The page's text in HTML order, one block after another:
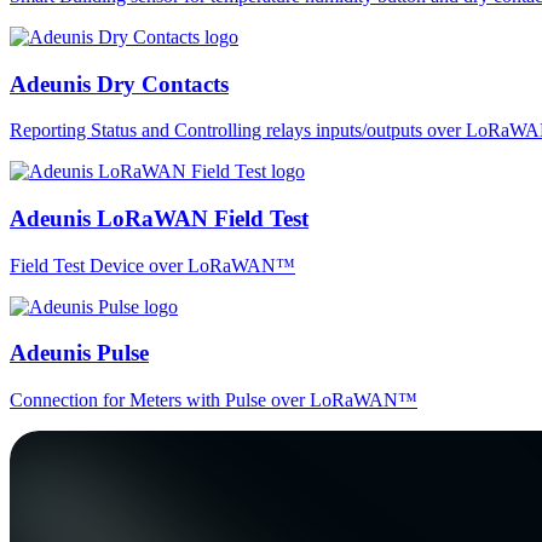
Adeunis Dry Contacts
Reporting Status and Controlling relays inputs/outputs over
Adeunis LoRaWAN Field Test
Field Test Device over LoRaWAN™
Adeunis Pulse
Connection for Meters with Pulse over LoRaWAN™